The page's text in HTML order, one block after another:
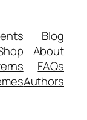
Blog
About
FAQs
Authors